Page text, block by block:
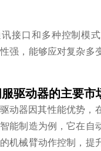
接口和多种控制模
强，能够应对复杂多
驱动器的主要市
动器因其性能优势，
能制造为例，它在自
机械臂动作控制，提